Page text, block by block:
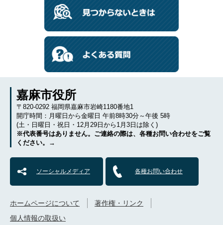
嘉麻市役所
〒820-0292 福岡県嘉麻市岩崎1180番地1
開庁時間：月曜日から金曜日 午前8時30分～午後 5時
(土・日曜日・祝日・12月29日から1月3日は除く)
※代表番号はありません。ご連絡の際は、各種お問い合わせをご覧
ください。→
ソーシャルメディア 各種お問い合わせ
ホームページについて
著作権・リンク
個人情報の取扱い